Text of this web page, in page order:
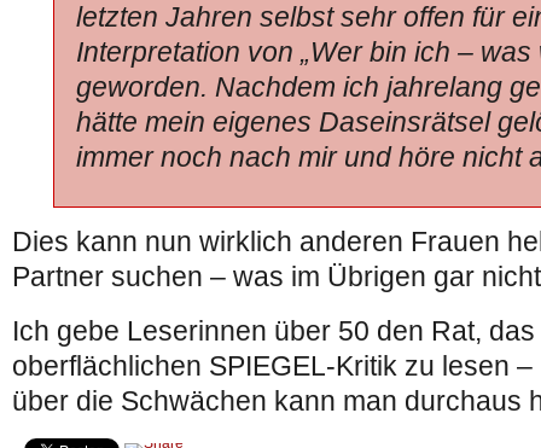
letzten Jahren selbst sehr offen für
Interpretation von „Wer bin ich – was
geworden. Nachdem ich jahrelang
hätte mein eigenes Daseinsrätsel
immer noch nach mir und höre nicht
Dies kann nun wirklich anderen Frauen
Partner suchen – was im Übrigen gar
Ich gebe Leserinnen über 50 den Rat,
oberflächlichen SPIEGEL-Kritik zu lesen
über die Schwächen kann man durchaus